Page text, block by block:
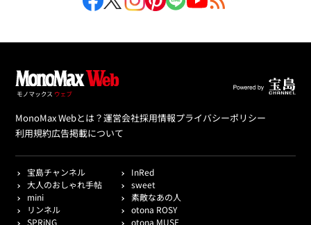
MonoMax Webとは？運営会社採用情報プライバシーポリシー
利用規約広告掲載について
宝島チャンネル
InRed
大人のおしゃれ手帖
sweet
mini
素敵なあの人
リンネル
otona ROSY
SPRiNG
otona MUSE